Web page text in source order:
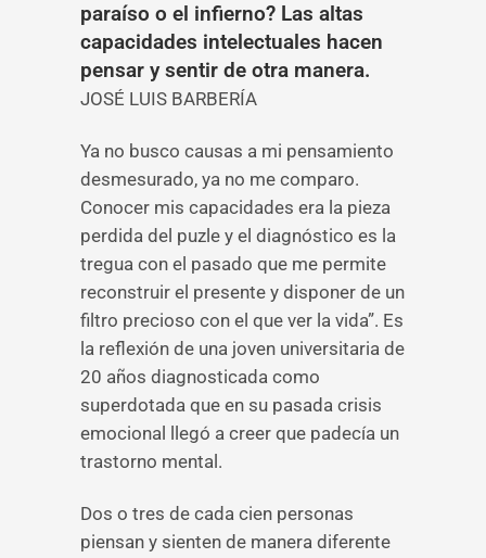
paraíso o el infierno? Las altas
capacidades intelectuales hacen
pensar y sentir de otra manera.
JOSÉ LUIS BARBERÍA
Ya no busco causas a mi pensamiento
desmesurado, ya no me comparo.
Conocer mis capacidades era la pieza
perdida del puzle y el diagnóstico es la
tregua con el pasado que me permite
reconstruir el presente y disponer de un
filtro precioso con el que ver la vida”. Es
la reflexión de una joven universitaria de
20 años diagnosticada como
superdotada que en su pasada crisis
emocional llegó a creer que padecía un
trastorno mental.
Dos o tres de cada cien personas
piensan y sienten de manera diferente